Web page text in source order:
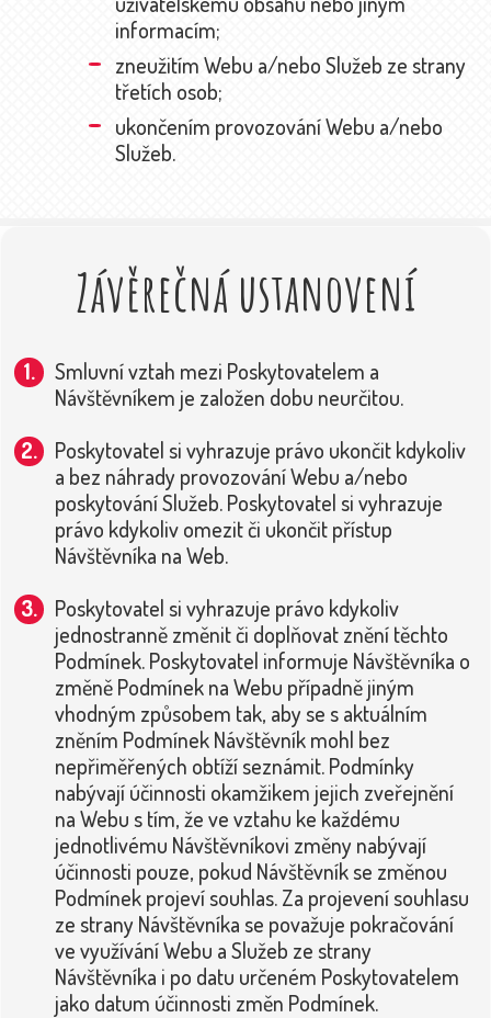
informacím;
zneužitím Webu a/nebo Služeb ze strany
třetích osob;
ukončením provozování Webu a/nebo
Služeb.
Závěrečná ustanovení
Smluvní vztah mezi Poskytovatelem a
Návštěvníkem je založen dobu neurčitou.
Poskytovatel si vyhrazuje právo ukončit kdykoliv
a bez náhrady provozování Webu a/nebo
poskytování Služeb. Poskytovatel si vyhrazuje
právo kdykoliv omezit či ukončit přístup
Návštěvníka na Web.
Poskytovatel si vyhrazuje právo kdykoliv
jednostranně změnit či doplňovat znění těchto
Podmínek. Poskytovatel informuje Návštěvníka o
změně Podmínek na Webu případně jiným
vhodným způsobem tak, aby se s aktuálním
zněním Podmínek Návštěvník mohl bez
nepřiměřených obtíží seznámit. Podmínky
nabývají účinnosti okamžikem jejich zveřejnění
na Webu s tím, že ve vztahu ke každému
jednotlivému Návštěvníkovi změny nabývají
účinnosti pouze, pokud Návštěvník se změnou
Podmínek projeví souhlas. Za projevení souhlasu
ze strany Návštěvníka se považuje pokračování
ve využívání Webu a Služeb ze strany
Návštěvníka i po datu určeném Poskytovatelem
jako datum účinnosti změn Podmínek.